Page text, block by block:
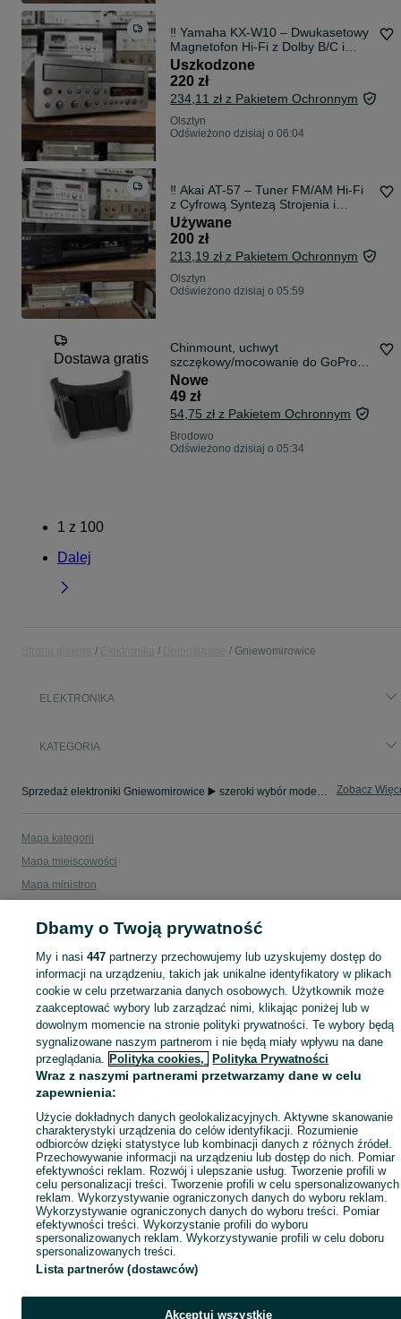
‼️ Yamaha KX-W10 – Dwukasetowy
Magnetofon Hi-Fi z Dolby B/C i
Funkcją High-Speed Dubbing |
Audio Room
Uszkodzone
220 zł
234,11 zł z Pakietem Ochronnym
Olsztyn
Odświeżono dzisiaj o 06:04
‼️ Akai AT-57 – Tuner FM/AM Hi-Fi
z Cyfrową Syntezą Strojenia i
Pamięcią Stacji | Audio Room
Używane
200 zł
213,19 zł z Pakietem Ochronnym
Olsztyn
Odświeżono dzisiaj o 05:59
Dostawa gratis
Chinmount, uchwyt
szczękowy/mocowanie do GoPro,
DJI, Insta. Darmowa dostawa.
Nowe
49 zł
54,75 zł z Pakietem Ochronnym
Brodowo
Odświeżono dzisiaj o 05:34
1 z 100
Dalej
Gniewomirowice
ELEKTRONIKA
KATEGORIA
Sprzedaż elektroniki Gniewomirowice ▶️ szeroki wybór modeli i marek ✅ Nowe i używane oferty w atrakcyjnych cenach ☝ Sprawdź ogłoszenia online na OLX.pl! Zobacz
Mapa kategorii
Mapa miejscowości
Mapa ministron
Dbamy o Twoją prywatność
My i nasi447 partnerzy przechowujemy lub uzyskujemy dostęp do
informacji na urządzeniu, takich jak unikalne identyfikatory w plikach
cookie w celu przetwarzania danych osobowych. Użytkownik może
zaakceptować wybory lub zarządzać nimi, klikając poniżej lub w
dowolnym momencie na stronie polityki prywatności. Te wybory będą
sygnalizowane naszym partnerom i nie będą miały wpływu na dane
przeglądania. Polityka cookies, Polityka Prywatności
Wraz z naszymi partnerami przetwarzamy dane w celu
zapewnienia:
Użycie dokładnych danych geolokalizacyjnych. Aktywne skanowanie
charakterystyki urządzenia do celów identyfikacji. Rozumienie
odbiorców dzięki statystyce lub kombinacji danych z różnych źródeł.
Przechowywanie informacji na urządzeniu lub dostęp do nich. Pomiar
efektywności reklam. Rozwój i ulepszanie usług. Tworzenie profili w
celu personalizacji treści. Tworzenie profili w celu spersonalizowanych
reklam. Wykorzystywanie ograniczonych danych do wyboru reklam.
Wykorzystywanie ograniczonych danych do wyboru treści. Pomiar
efektywności treści. Wykorzystanie profili do wyboru
spersonalizowanych reklam. Wykorzystywanie profili w celu doboru
spersonalizowanych treści.
Lista partnerów (dostawców)
Akceptuj wszystkie